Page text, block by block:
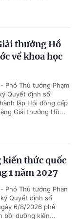
thưởng Hồ
về khoa học
Phó Thủ tướng Phạm
Quyết định số
lập Hội đồng cấp
Giải thưởng Hồ...
kiến thức quốc
1 năm 2027
Phó Thủ tướng Phan
Quyết định số
6/8/2026 phê
bồi dưỡng kiến...